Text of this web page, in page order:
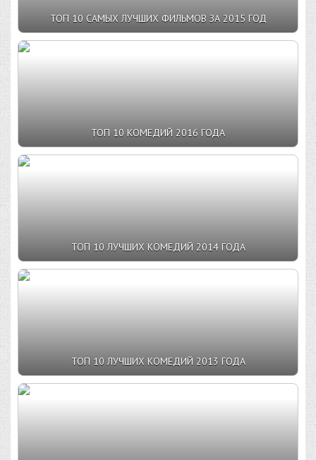
ТОП 10 САМЫХ ЛУЧШИХ ФИЛЬМОВ ЗА 2015 ГОД
ТОП 10 КОМЕДИЙ 2016 ГОДА
ТОП 10 ЛУЧШИХ КОМЕДИЙ 2014 ГОДА
ТОП 10 ЛУЧШИХ КОМЕДИЙ 2013 ГОДА